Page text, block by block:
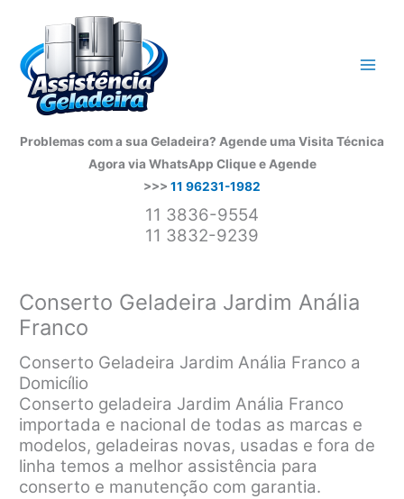
conteúdo
Problemas com a sua Geladeira? Agende uma Visita Técnica
Agora via WhatsApp Clique e Agende
>>> 11 96231-1982
11 3836-9554
11 3832-9239
Conserto Geladeira Jardim Anália
Franco
Conserto Geladeira Jardim Anália Franco a
Domicílio
Conserto geladeira Jardim Anália Franco
importada e nacional de todas as marcas e
modelos, geladeiras novas, usadas e fora de
linha temos a melhor assistência para
conserto e manutenção com garantia.